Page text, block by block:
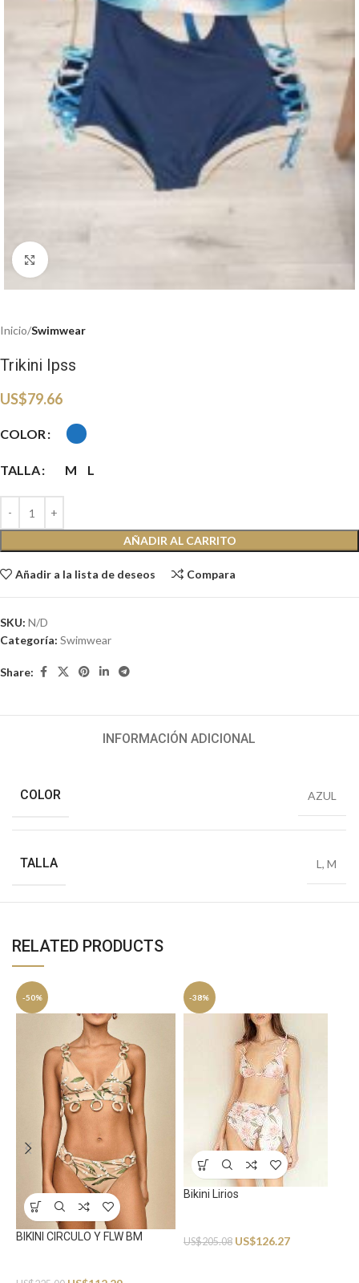
Haga clic para ampliar
Inicio Swimwear
Trikini Ipss
US$79.66
COLOR
TALLA M L
AÑADIR AL CARRITO
Añadir a la lista de deseos Compara
SKU: N/D
Categoría: Swimwear
Share:
INFORMACIÓN ADICIONAL
COLOR AZUL
TALLA L,M
RELATED PRODUCTS
-50%
BIKINI CIRCULO Y FLW BM
-38%
Bikini Lirios
US$205.08 US$126.27